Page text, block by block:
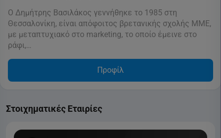
Ο Δημήτρης Βασιλάκος γεννήθηκε το 1985 στη
Θεσσαλονίκη, είναι απόφοιτος βρετανικής σχολής ΜΜΕ,
με μεταπτυχιακό στο marketing, το οποίο έμεινε στο
ράφι,…
Προφίλ
Στοιχηματικές Εταιρίες